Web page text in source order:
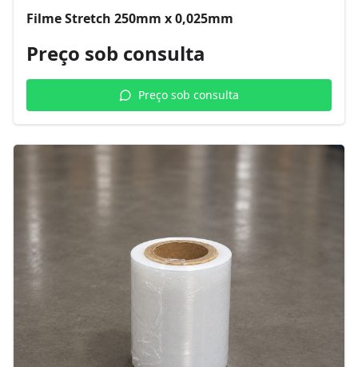
Filme Stretch 250mm x 0,025mm
Preço sob consulta
Preço sob consulta